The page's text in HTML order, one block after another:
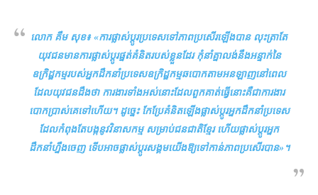
លោក គឹម សុខ៖ «ការផ្លាស់ប្ដូរ​ប្រទេស​ទៅ​ភាព​ប្រសើរ​ឡើង​បាន លុះត្រាតែ​
យុវជន​មានការ​ផ្លាស់ប្ដូរ​ផ្នត់គំនិត​របស់​ខ្លួន​ដែរ កុំ​នាំគ្នា​លង់​នឹង​អន្ទាក់​នៃ​
ឧក្រិដ្ឋកម្ម​របស់​អ្នកដឹកនាំ​ប្រទេស​ឧក្រិដ្ឋកម្ម​ឆបោក​តាម​អន​ឡាញ​នៅ​ពេល​
ដែល​យុវជន​ដឹង​ថា ការងារ​ទាំងអស់​នោះ​ដែល​ពួកគាត់​ធ្វើ​នោះ​គឺជា​ការងារ​
បោកប្រាស់​គេ​ទៅ​ហើយ​។ ដូច្នេះ កែប្រែ​គំនិត​ឡើង​ផ្លាស់ប្ដូរ​អ្នកដឹកនាំ​ប្រទេស​
ដែល​កំពុងតែ​បង្ក​នូវ​វិនាសកម្ម សម្រាប់​ជនជាតិ​ខ្មែរ ហើយ​ផ្លាស់ប្ដូរ​អ្នក
ដឹកនាំ​ហ្នឹង​ចេញ ទើប​អាច​ផ្លាស់ប្ដូរ​សង្គម​យើង​ឱ្យទៅ​កាន់​ភាព​ប្រសើរ​បាន»។